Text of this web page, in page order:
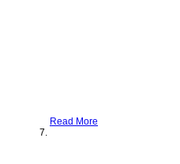
Read More